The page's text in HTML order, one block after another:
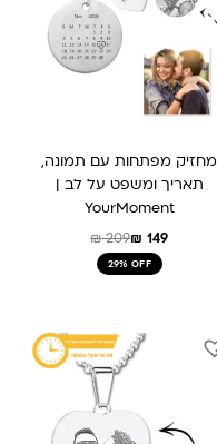
מחזיק מפתחות עם תמונה,
תאריך ומשפט על לב |
YourMoment
₪209₪ 149
29% OFF
המחיר
המקורי
היה:
המחיר
הנוכחי
הוא: